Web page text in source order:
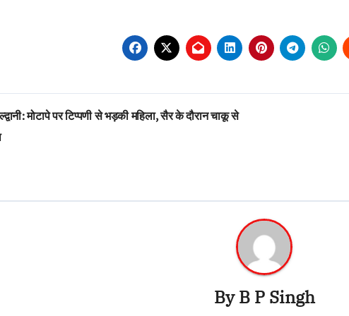
मोटापे पर टिप्पणी से भड़की महिला, सैर के दौरान चाकू से
ByB P Singh